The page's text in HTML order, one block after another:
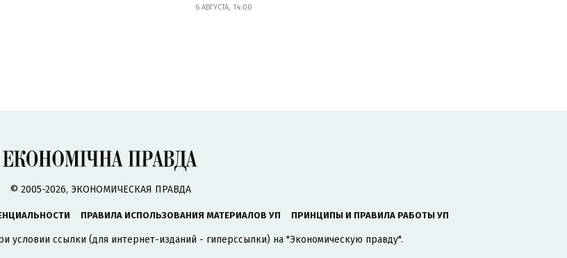
6 АВГУСТА, 14:00
© 2005-2026, ЭКОНОМИЧЕСКАЯ ПРАВДА
ПРАВИЛА ИСПОЛЬЗОВАНИЯ МАТЕРИАЛОВ УП ПРИНЦИПЫ И ПРАВИЛА РАБОТЫ УП
условии ссылки (для интернет-изданий - гиперссылки) на "Экономическую правду".